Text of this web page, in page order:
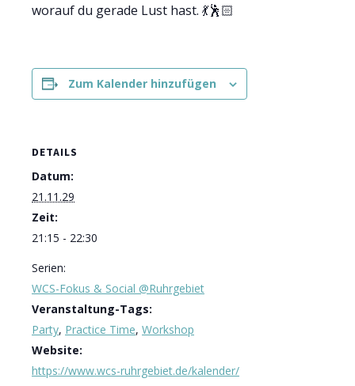
worauf du gerade Lust hast. 💃🕺🏻
Zum Kalender hinzufügen
DETAILS
Datum:
21.11.29
Zeit:
21:15 - 22:30
Serien:
WCS-Fokus & Social @Ruhrgebiet
Veranstaltung-Tags:
Party, Practice Time, Workshop
Website:
https://www.wcs-ruhrgebiet.de/kalender/